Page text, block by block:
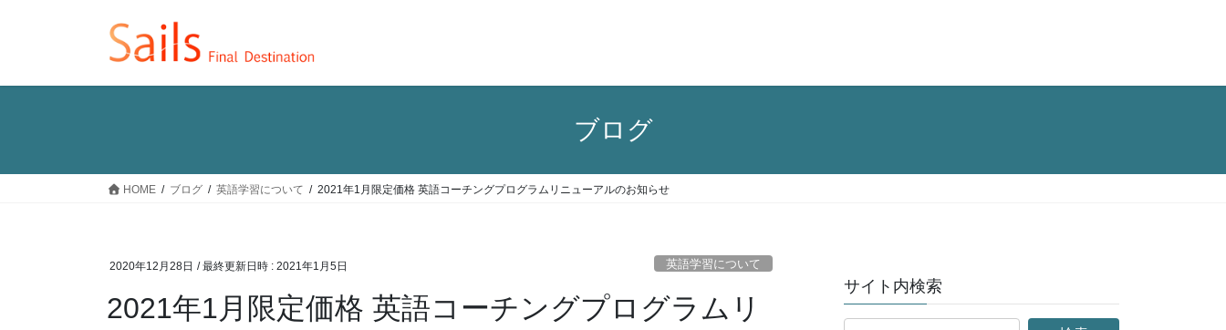
ブログ
HOME ブログ 英語学習について 2021年1月限定価格 英語コーチングプログラムリニューアルのお知らせ
2020年12月28日 / 最終更新日時 : 2021年1月5日 英語学習について
2021年1月限定価格 英語コーチングプログラムリ
サイト内検索